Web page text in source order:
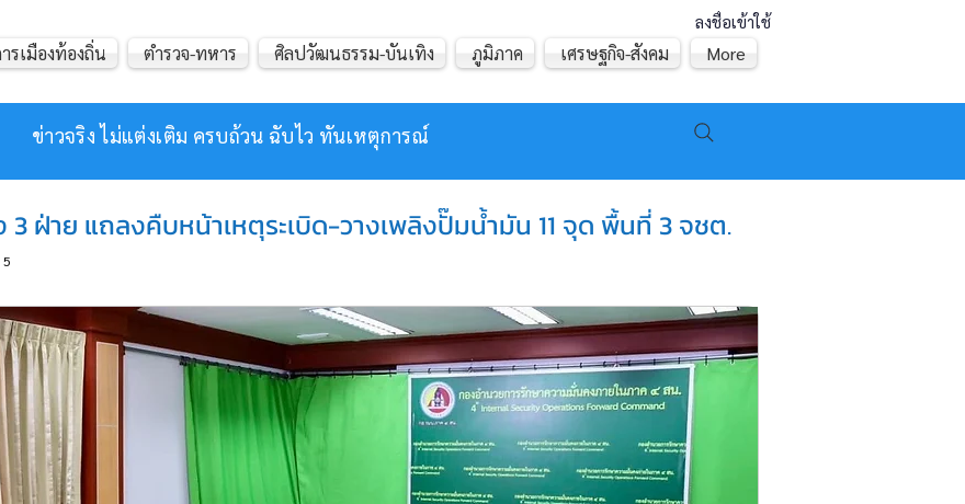
ลงชื่อเข้าใช้
ข่าวจริง ไม่แต่งเติม ครบถ้วน ฉับไว ทันเหตุการณ์
รเมืองท้องถิ่น ตำรวจ-ทหาร ศิลปวัฒนธรรม-บันเทิง ภูมิภาค เศรษฐกิจ-สังคม More
ฝ่าย แถลงคืบหน้าเหตุระเบิด-วางเพลิงปั๊มน้ำมัน 11 จุด พื้นที่ 3 จชต.
5